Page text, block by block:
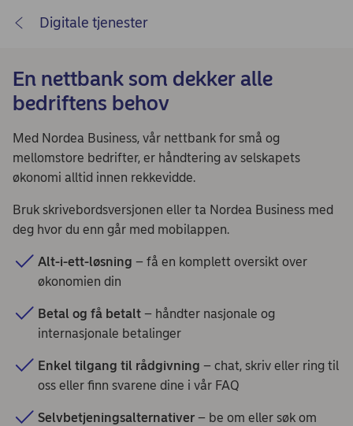
Digitale tjenester
En nettbank som dekker alle
bedriftens behov
Med Nordea Business, vår nettbank for små og
mellomstore bedrifter, er håndtering av selskapets
økonomi alltid innen rekkevidde.
Bruk skrivebordsversjonen eller ta Nordea Business med
deg hvor du enn går med mobilappen.
Alt-i-ett-løsning – få en komplett oversikt over
økonomien din
Betal og få betalt – håndter nasjonale og
internasjonale betalinger
Enkel tilgang til rådgivning – chat, skriv eller ring til
oss eller finn svarene dine i vår FAQ
Selvbetjeningsalternativer – be om eller søk om